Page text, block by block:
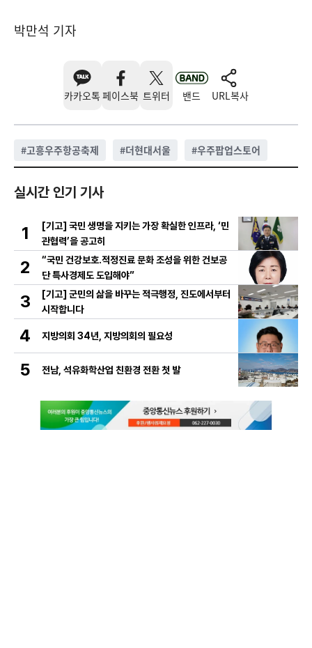
박만석 기자
카카오톡 페이스북 트위터 밴드 URL복사
#고흥우주항공축제 #더현대서울 #우주팝업스토어
실시간 인기 기사
1
[기고] 국민 생명을 지키는 가장 확실한 인프라, ‘민
관협력’을 공고히
2
“국민 건강보호․적정진료 문화 조성을 위한 건보공
단 특사경제도 도입해야”
3
[기고] 군민의 삶을 바꾸는 적극행정, 진도에서부터
시작합니다
4 지방의회 34년, 지방의회의 필요성
5 전남, 석유화학산업 친환경 전환 첫 발